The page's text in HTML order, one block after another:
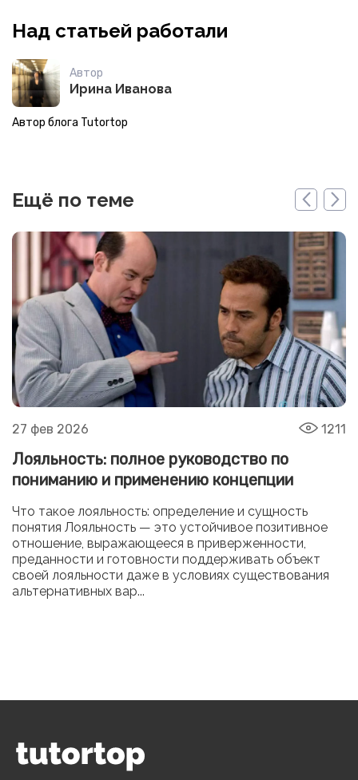
Над статьей работали
Автор
Ирина Иванова
Автор блога Tutortop
Ещё по теме
27 фев 2026 1211
Лояльность: полное руководство по
пониманию и применению концепции
Что такое лояльность: определение и сущность
понятия Лояльность — это устойчивое позитивное
отношение, выражающееся в приверженности,
преданности и готовности поддерживать объект
своей лояльности даже в условиях существования
альтернативных вар...